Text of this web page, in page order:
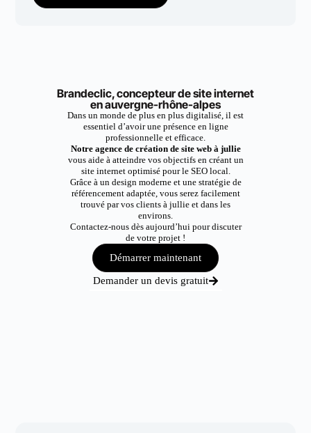
Brandeclic, concepteur de site internet
en auvergne-rhône-alpes
Dans un monde de plus en plus digitalisé, il est
essentiel d’avoir une présence en ligne
professionnelle et efficace.
Notre agence de création de site web à jullie
vous aide à atteindre vos objectifs en créant un
site internet optimisé pour le SEO local.
Grâce à un design moderne et une stratégie de
référencement adaptée, vous serez facilement
trouvé par vos clients à jullie et dans les
environs.
Contactez-nous dès aujourd’hui pour discuter
de votre projet !
Démarrer maintenant
Demander un devis gratuit